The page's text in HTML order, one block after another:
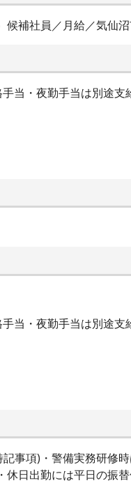
候補社員／月給／気仙
当・夜勤手当は別途支
当・夜勤手当は別途支
事項)・警備実務研修
出勤には平日の振替